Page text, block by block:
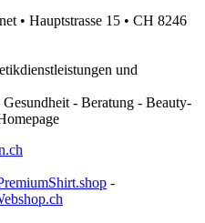
• Hauptstrasse 15 • CH 8246
und
- Beratung - Beauty-
-